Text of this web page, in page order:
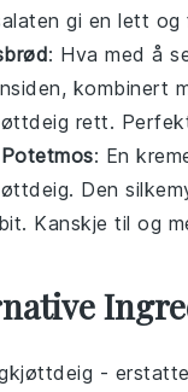
gi en lett
: Hva med å
kombinert
rett.
: En
. Den
Kanskje til og
-